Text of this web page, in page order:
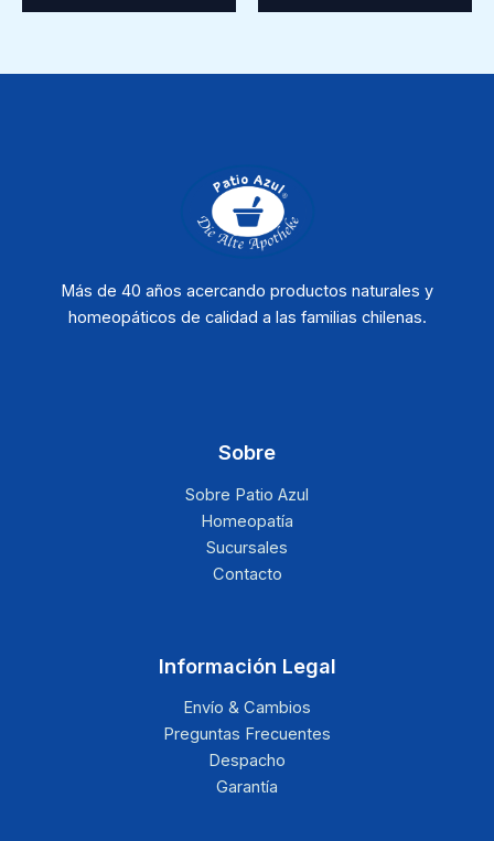
Más de 40 años acercando productos naturales y
homeopáticos de calidad a las familias chilenas.
Sobre
Sobre Patio Azul
Homeopatía
Sucursales
Contacto
Información Legal
Envío & Cambios
Preguntas Frecuentes
Despacho
Garantía